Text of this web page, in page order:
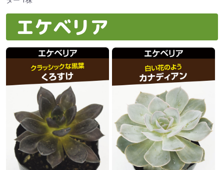
エケベリア